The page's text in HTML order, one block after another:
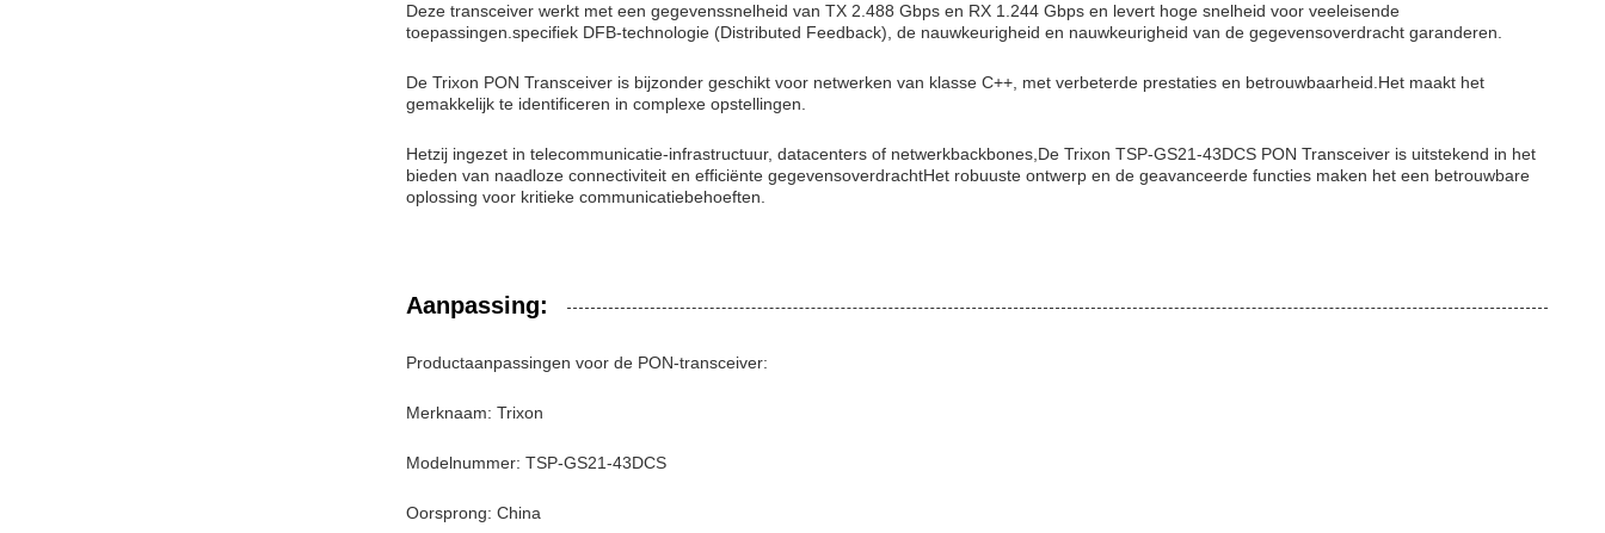
Deze transceiver werkt met een gegevenssnelheid van TX 2.488 Gbps en RX 1.244 Gbps en levert hoge snelheid voor veeleisende
toepassingen.specifiek DFB-technologie (Distributed Feedback), de nauwkeurigheid en nauwkeurigheid van de gegevensoverdracht garanderen.
De Trixon PON Transceiver is bijzonder geschikt voor netwerken van klasse C++, met verbeterde prestaties en betrouwbaarheid.Het maakt het
gemakkelijk te identificeren in complexe opstellingen.
Hetzij ingezet in telecommunicatie-infrastructuur, datacenters of netwerkbackbones,De Trixon TSP-GS21-43DCS PON Transceiver is uitstekend in het
bieden van naadloze connectiviteit en efficiënte gegevensoverdrachtHet robuuste ontwerp en de geavanceerde functies maken het een betrouwbare
oplossing voor kritieke communicatiebehoeften.
Aanpassing:
Productaanpassingen voor de PON-transceiver:
Merknaam: Trixon
Modelnummer: TSP-GS21-43DCS
Oorsprong: China